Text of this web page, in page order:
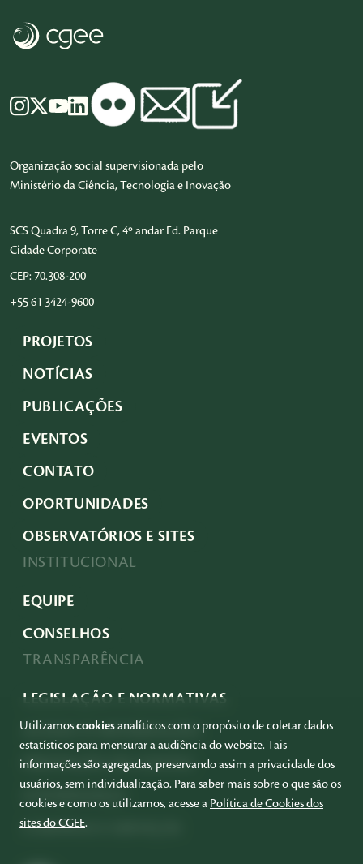
Organização social supervisionada pelo
Ministério da Ciência, Tecnologia e Inovação
SCS Quadra 9, Torre C, 4º andar Ed. Parque
Cidade Corporate
CEP: 70.308-200
+55 61 3424-9600
PROJETOS
NOTÍCIAS
PUBLICAÇÕES
EVENTOS
CONTATO
OPORTUNIDADES
OBSERVATÓRIOS E SITES
INSTITUCIONAL
EQUIPE
CONSELHOS
TRANSPARÊNCIA
LEGISLAÇÃO E NORMATIVAS
ACESSO À INFORMAÇÃO
PRESTAÇÃO DE CONTAS
GOVERNANÇA
COMPRAS E SERVIÇOS
Utilizamoscookiesanalíticos com o propósito de coletar dados
estatísticos para mensurar a audiência do website. Tais
informações são agregadas, preservando assim a privacidade dos
usuários, sem individualização. Para saber mais sobre o que são os
cookies e como os utilizamos, acesse a Política de Cookies dos
sites do CGEE.